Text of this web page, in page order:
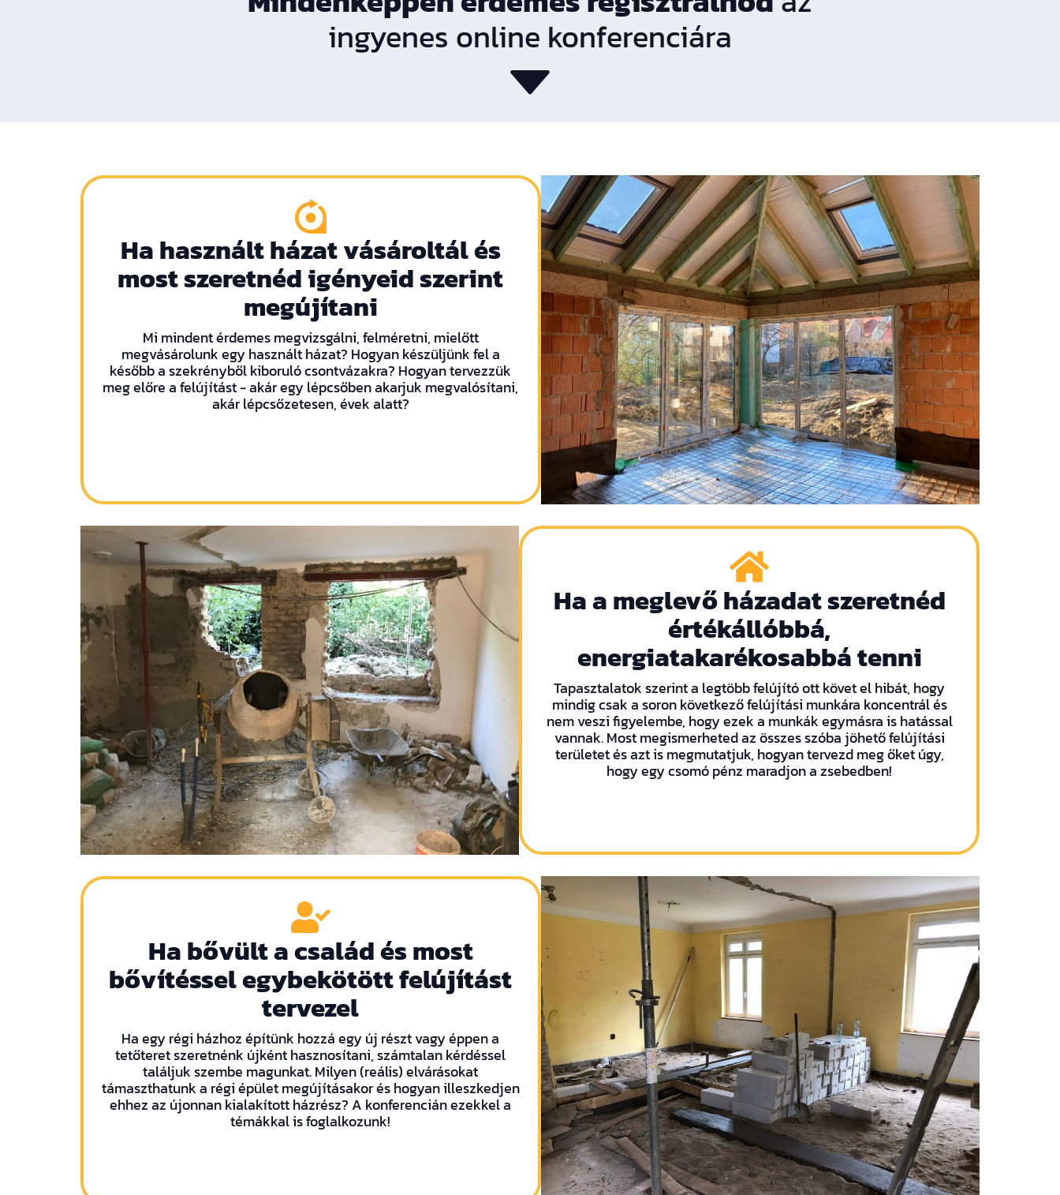
ingyenes online konferenciára
Ha használt házat vásároltál és
most szeretnéd igényeid szerint
megújítani
Mi mindent érdemes megvizsgálni, felméretni, mielőtt
megvásárolunk egy használt házat? Hogyan készüljünk fel a
később a szekrényből kiboruló csontvázakra? Hogyan tervezzük
meg előre a felújítást - akár egy lépcsőben akarjuk megvalósítani,
akár lépcsőzetesen, évek alatt?
Ha a meglevő házadat szeretnéd
értékállóbbá,
energiatakarékosabbá tenni
Tapasztalatok szerint a legtöbb felújító ott követ el hibát, hogy
mindig csak a soron következő felújítási munkára koncentrál és
nem veszi figyelembe, hogy ezek a munkák egymásra is hatással
vannak. Most megismerheted az összes szóba jöhető felújítási
területet és azt is megmutatjuk, hogyan tervezd meg őket úgy,
hogy egy csomó pénz maradjon a zsebedben!
Ha bővült a család és most
bővítéssel egybekötött felújítást
tervezel
Ha egy régi házhoz építünk hozzá egy új részt vagy éppen a
tetőteret szeretnénk újként hasznosítani, számtalan kérdéssel
találjuk szembe magunkat. Milyen (reális) elvárásokat
támaszthatunk a régi épület megújításakor és hogyan illeszkedjen
ehhez az újonnan kialakított házrész? A konferencián ezekkel a
témákkal is foglalkozunk!